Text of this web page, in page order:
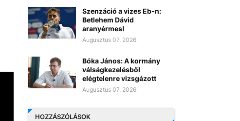
Szenzáció a vizes Eb-n:
Betlehem Dávid
aranyérmes!
Augusztus 07, 2026
Bóka János: A kormány
válságkezelésből
elégtelenre vizsgázott
Augusztus 07, 2026
HOZZÁSZÓLÁSOK